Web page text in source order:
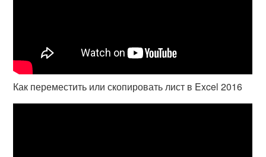
Как переместить или скопировать лист в Excel 2016